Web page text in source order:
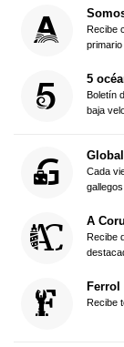
Recibe
primario
5
Boletín
baja
Cada
A
Recibe
Ferrol
Recibe